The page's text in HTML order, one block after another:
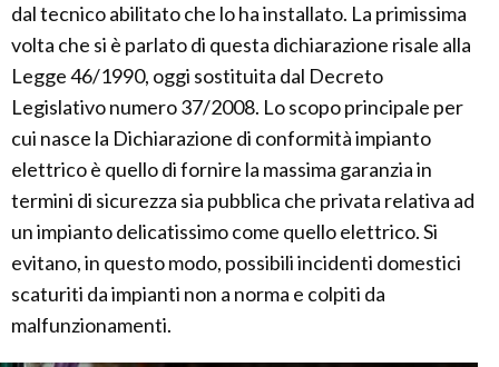
dal tecnico abilitato che lo ha installato. La primissima
volta che si è parlato di questa dichiarazione risale alla
Legge 46/1990, oggi sostituita dal Decreto
Legislativo numero 37/2008. Lo scopo principale per
cui nasce la Dichiarazione di conformità impianto
elettrico è quello di fornire la massima garanzia in
termini di sicurezza sia pubblica che privata relativa ad
un impianto delicatissimo come quello elettrico. Si
evitano, in questo modo, possibili incidenti domestici
scaturiti da impianti non a norma e colpiti da
malfunzionamenti.